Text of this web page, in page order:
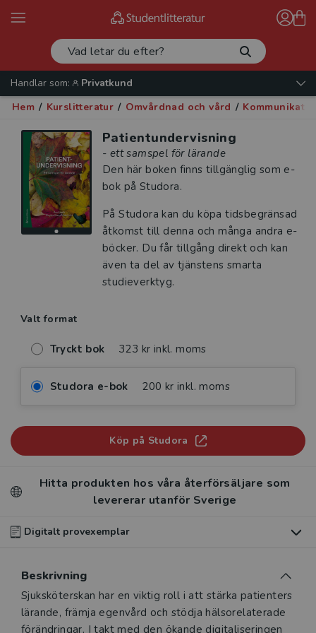
Handlar som:
Privatkund
Hem / Kurslitteratur / Omvårdnad och vård /
Patientundervisning
- ett samspel för lärande
Den här boken finns tillgänglig som e-
bok på Studora.
På Studora kan du köpa tidsbegränsad
åtkomst till denna och många andra e-
böcker. Du får tillgång direkt och kan
även ta del av tjänstens smarta
studieverktyg.
Valt format
Tryckt bok 323 kr inkl. moms
Studora e-bok 200 kr inkl. moms
Köp på Studora
Hitta produkten hos våra återförsäljare som
levererar utanför Sverige
Digitalt provexemplar
digitalt provexemplar av den här produkten
Våra digitala provexemplar tillhandahålls via Studora.se
och ger dig tillgång till boken under 180 dagar. Observera
Beskrivning
Beskrivning
Sjuksköterskan har en viktig roll i att stärka patienters
lärande, främja egenvård och stödja hälsorelaterade
förändringar. I takt med den ökande digitaliseringen